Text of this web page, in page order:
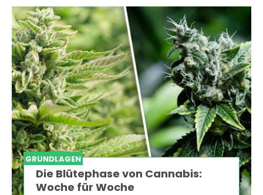
GRUNDLAGEN
Die Blütephase von Cannabis:
Woche für Woche